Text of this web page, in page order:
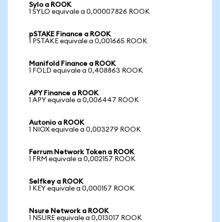
Sylo a ROOK
1 SYLO equivale a 0,00007826 ROOK
pSTAKE Finance a ROOK
1 PSTAKE equivale a 0,001665 ROOK
Manifold Finance a ROOK
1 FOLD equivale a 0,408863 ROOK
APY Finance a ROOK
1 APY equivale a 0,006447 ROOK
Autonio a ROOK
1 NIOX equivale a 0,003279 ROOK
Ferrum Network Token a ROOK
1 FRM equivale a 0,002157 ROOK
Selfkey a ROOK
1 KEY equivale a 0,000157 ROOK
Nsure Network a ROOK
1 NSURE equivale a 0,013017 ROOK